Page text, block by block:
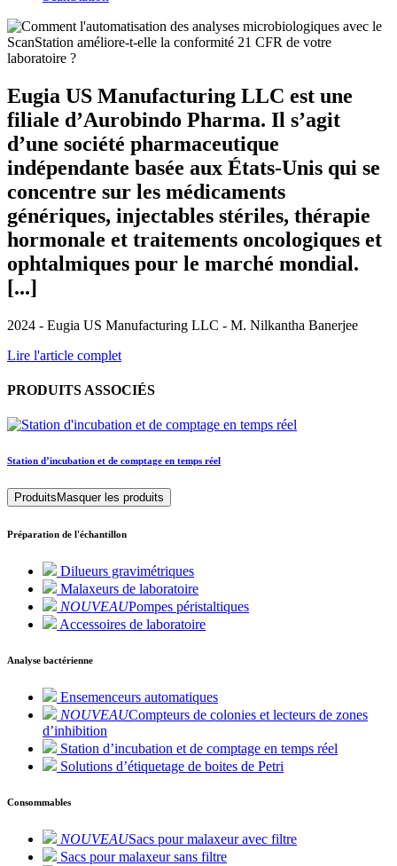
Eugia US Manufacturing LLC est une
filiale d’Aurobindo Pharma. Il s’agit
d’une société pharmaceutique
indépendante basée aux États-Unis qui se
concentre sur les médicaments
génériques, injectables stériles, thérapie
hormonale et traitements oncologiques et
ophtalmiques pour le marché mondial.
[...]
2024 - Eugia US Manufacturing LLC - M. Nilkantha Banerjee
Lire l'article complet
PRODUITS ASSOCIÉS
Station d’incubation et de comptage en temps réel
Produits Masquer les produits
Préparation de l'échantillon
Dilueurs gravimétriques
Malaxeurs de laboratoire
NOUVEAUPompes péristaltiques
Accessoires de laboratoire
Analyse bactérienne
Ensemenceurs automatiques
NOUVEAUCompteurs de colonies et lecteurs de zones
d’inhibition
Station d’incubation et de comptage en temps réel
Solutions d’étiquetage de boites de Petri
Consommables
NOUVEAUSacs pour malaxeur avec filtre
Sacs pour malaxeur sans filtre